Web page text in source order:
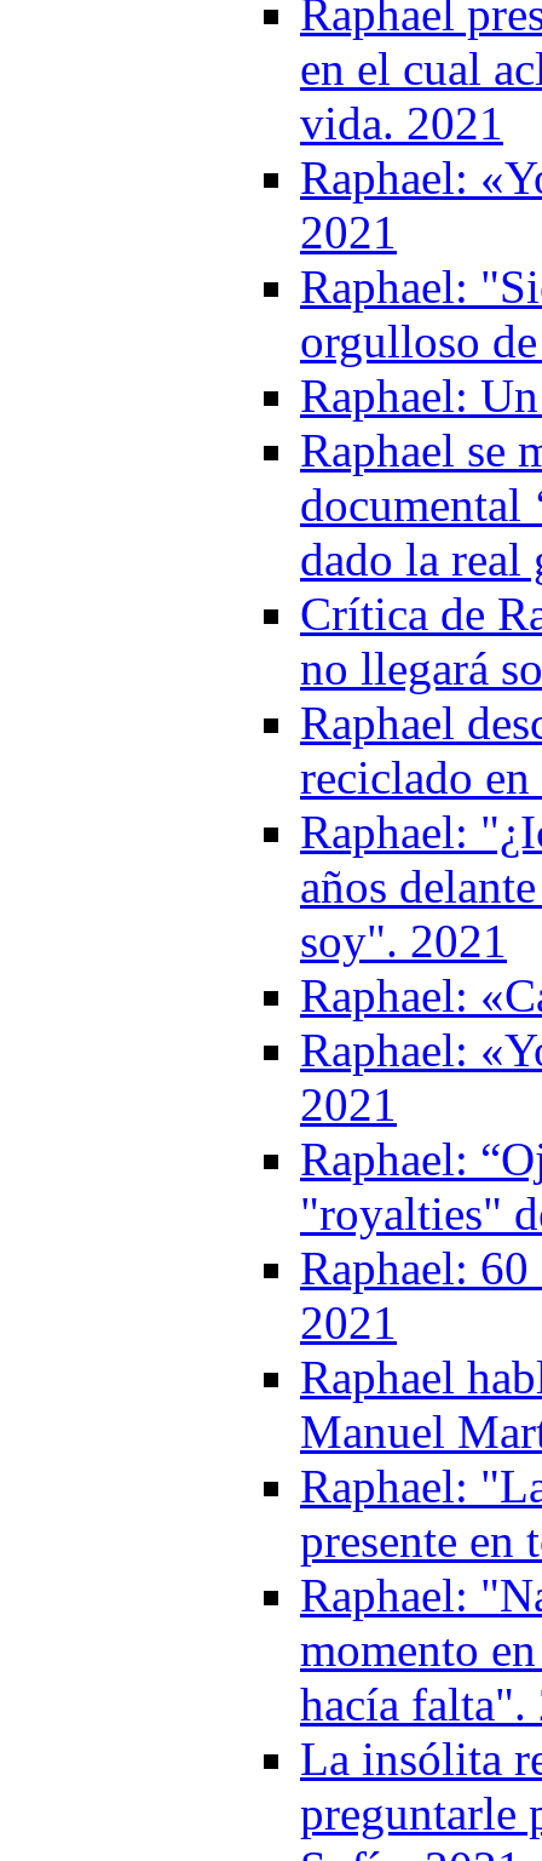
Raphael
en el cual
vida. 2021
Raphael:
2021
Raphael:
orgulloso
Raphael:
Raphael se
documental
dado la real
Crítica de
no llegará
Raphael
reciclado
Raphael:
años
soy". 2021
Raphael:
Raphael:
2021
Raphael:
"royalties"
Raphael:
2021
Raphael
Manuel
Raphael:
presente en
Raphael:
momento
hacía falta".
La insólita
preguntarle